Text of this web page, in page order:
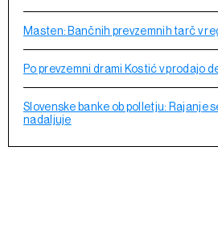
Masten: Bančnih prevzemnih tarč v
Po prevzemni drami Kostić v prodajo
Slovenske banke ob polletju: Rajanje
nadaljuje